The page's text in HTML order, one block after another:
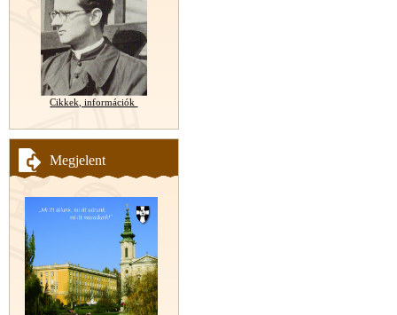
Cikkek, információk
Megjelent